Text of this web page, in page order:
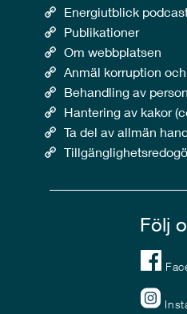
Energiutblick
Publikationer
Om webbplatsen
Anmäl korruption
Behandling av
Hantering av kakor
Ta del av allmän
Följ